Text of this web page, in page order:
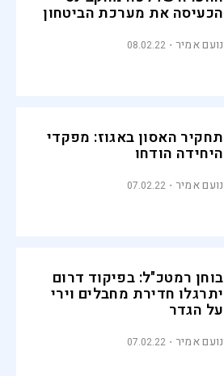
הכעיסה את מערכת הביטחון
נועם אמיר 08.02.22
תחקיר האסון באגוז: מפקדי
היחידה הודחו
נועם אמיר 07.02.22
בוחן רמטכ"ל: בפיקוד דרום
יתרגלו חדירת מחבלים וירי
על הגדר
נועם אמיר 07.02.22